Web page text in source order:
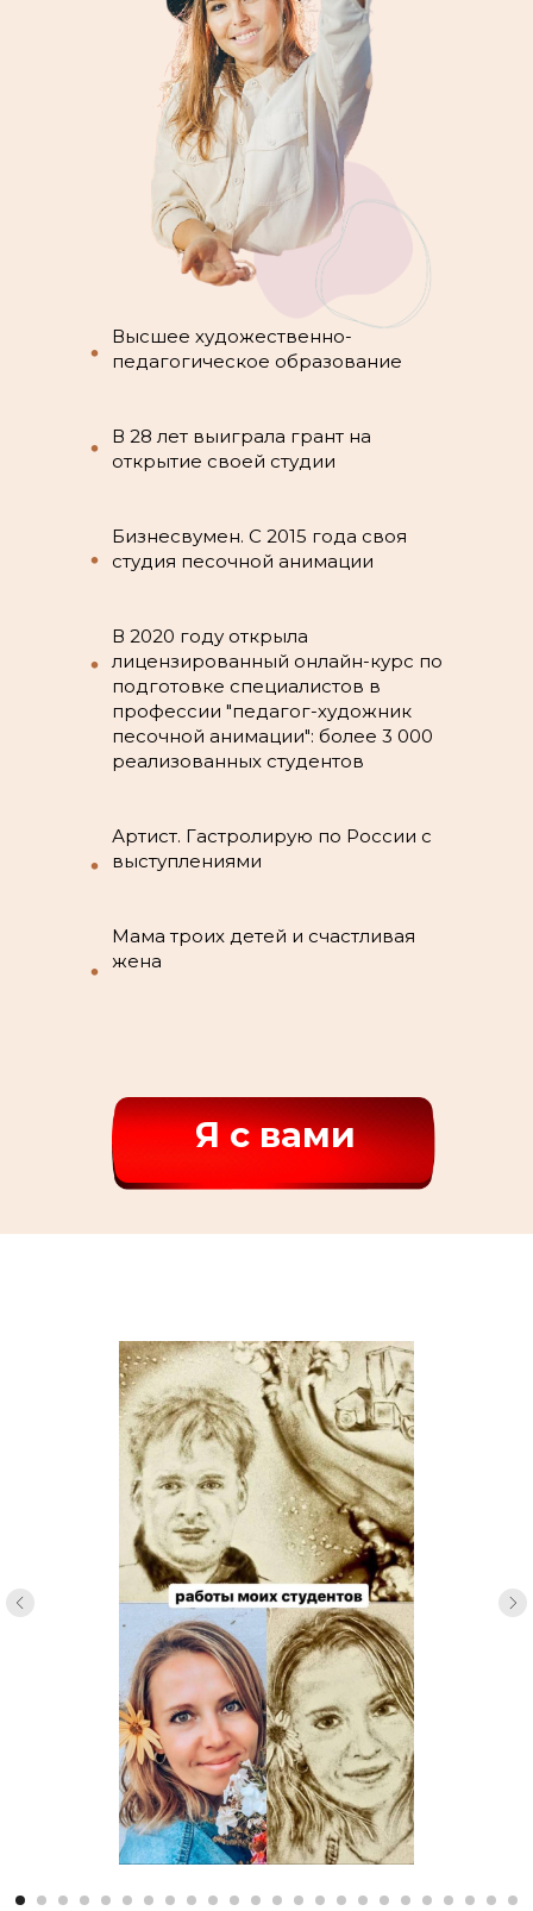
Высшее художественно-
педагогическое образование
В 28 лет выиграла грант на
открытие своей студии
Бизнесвумен. С 2015 года своя
студия песочной анимации
В 2020 году открыла
лицензированный онлайн-курс по
подготовке специалистов в
профессии "педагог-художник
песочной анимации": более 3 000
реализованных студентов
Артист. Гастролирую по России с
выступлениями
Мама троих детей и счастливая
жена
•
•
•
•
•
•
Я с вами